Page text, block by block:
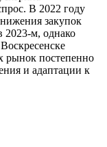
В 2022 году
закупок
2023-м, однако
рынок постепенно
и адаптации к